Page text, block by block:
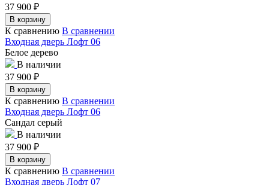
37 900 ₽
В корзину
К сравнению В сравнении
Входная дверь Лофт 06
Белое дерево
В наличии
37 900 ₽
В корзину
К сравнению В сравнении
Входная дверь Лофт 06
Сандал серый
В наличии
37 900 ₽
В корзину
К сравнению В сравнении
Входная дверь Лофт 07